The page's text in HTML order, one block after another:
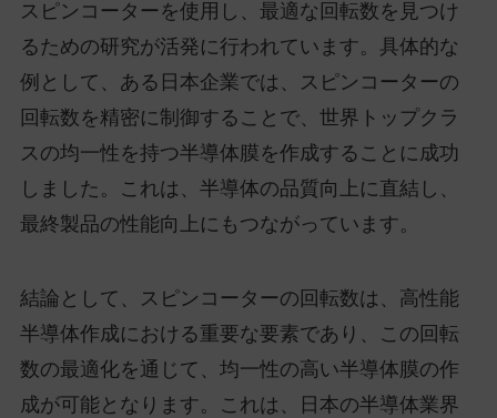
スピンコーターを使用し、最適な回転数を見つけ
るための研究が活発に行われています。具体的な
例として、ある日本企業では、スピンコーターの
回転数を精密に制御することで、世界トップクラ
スの均一性を持つ半導体膜を作成することに成功
しました。これは、半導体の品質向上に直結し、
最終製品の性能向上にもつながっています。
結論として、スピンコーターの回転数は、高性能
半導体作成における重要な要素であり、この回転
数の最適化を通じて、均一性の高い半導体膜の作
成が可能となります。これは、日本の半導体業界